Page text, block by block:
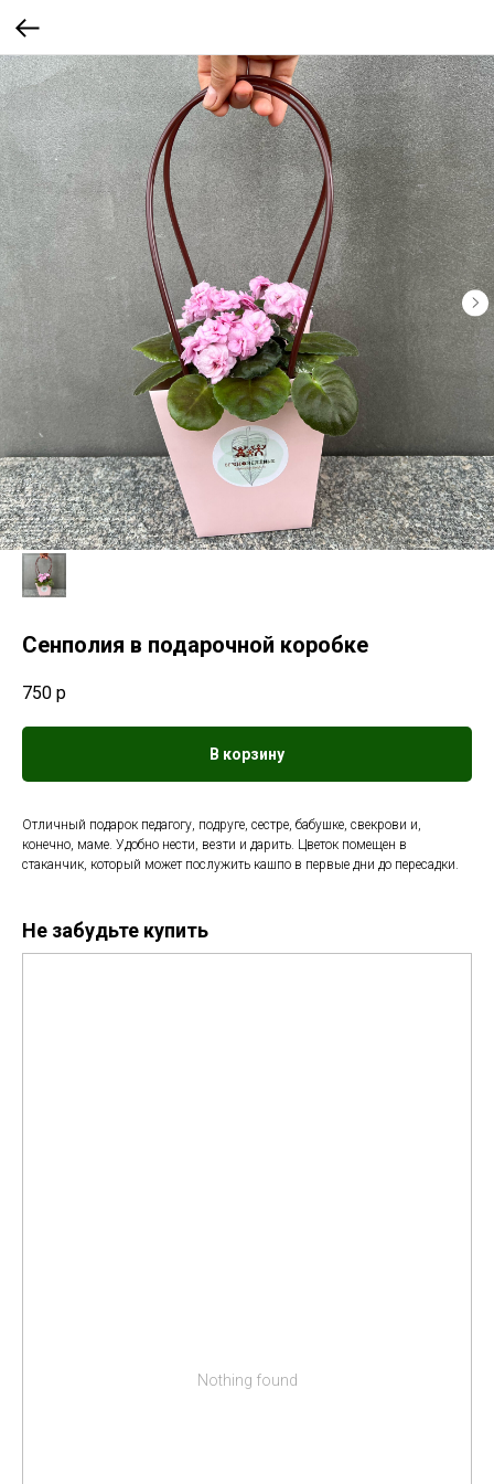
Сенполия в подарочной коробке
750 р
В корзину
Отличный подарок педагогу, подруге, сестре, бабушке, свекрови и,
конечно, маме. Удобно нести, везти и дарить. Цветок помещен в
стаканчик, который может послужить кашпо в первые дни до пересадки.
Не забудьте купить
Nothing found